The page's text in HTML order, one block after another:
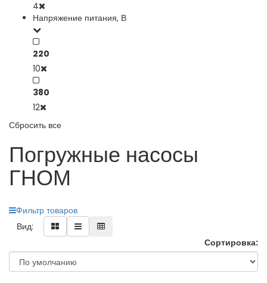
4
Напряжение питания, В
220
10
380
12
Сбросить все
Погружные насосы
ГНОМ
Фильтр товаров
Вид:
Сортировка: